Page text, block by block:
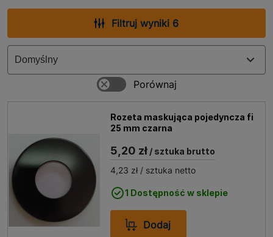
Filtruj wyniki 6
Rozeta maskująca pojedyncza fi
25 mm czarna
5,20 zł / sztuka brutto
4,23 zł / sztuka netto
1 Dostępność w sklepie
Dodaj